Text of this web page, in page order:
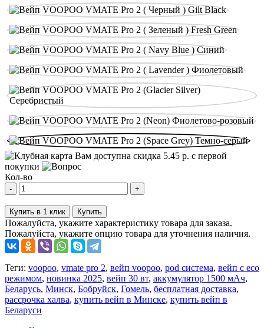
Вам доступна скидка 5.45 р. с первой
покупки
Кол-во
- +
Купить в 1 клик Купить
Пожалуйста, укажите характеристику товара для заказа.
Пожалуйста, укажите опцию товара для уточнения наличия.
Теги: voopoo, vmate pro 2, вейп voopoo, pod система, вейп с eco
режимом, новинка 2025, вейп 30 вт, аккумулятор 1500 мАч,
Беларусь, Минск, Бобруйск, Гомель, бесплатная доставка,
рассрочка халва, купить вейп в Минске, купить вейп в
Беларуси